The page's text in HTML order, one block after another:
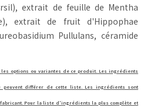
extrait de feuille de Mentha
extrait de fruit d'Hippophae
Pullulans, céramide
options ou variantes de ce produit. Les ingrédients
différer de cette liste. Les ingrédients sont
Pour la liste d'ingrédients la plus complète et